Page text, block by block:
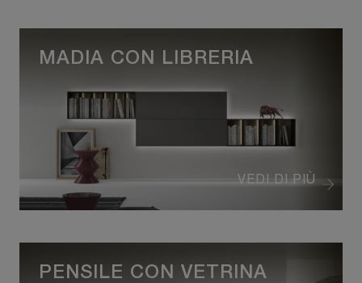
VEDI DI PIÙ
MADIA CON LIBRERIA
PENSILE CON VETRINA